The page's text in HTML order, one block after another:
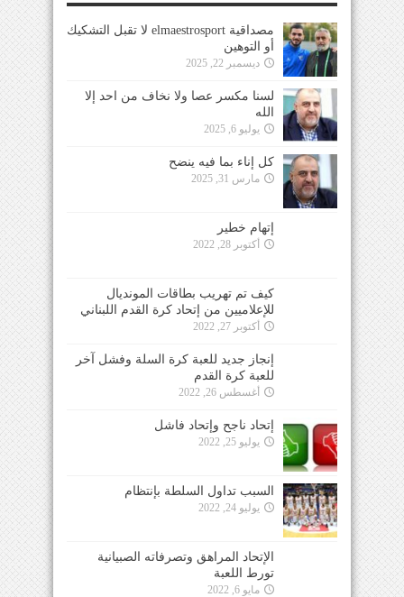
مصداقية elmaestrosport لا تقبل التشكيك
أو التوهين
ديسمبر 22, 2025
لسنا مكسر عصا ولا نخاف من احد إلا
الله
يوليو 6, 2025
كل إناء بما فيه ينضح
مارس 31, 2025
إتهام خطير
أكتوبر 28, 2022
كيف تم تهريب بطاقات المونديال
للإعلاميين من إتحاد كرة القدم اللبناني
أكتوبر 27, 2022
إنجاز جديد للعبة كرة السلة وفشل آخر
للعبة كرة القدم
أغسطس 26, 2022
إتحاد ناجح وإتحاد فاشل
يوليو 25, 2022
السبب تداول السلطة بإنتظام
يوليو 24, 2022
الإتحاد المراهق وتصرفاته الصبيانية
تورط اللعبة
مايو 6, 2022